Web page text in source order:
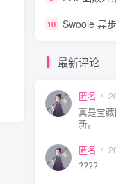
10 Swoole 异步
最新评论
匿名
真是宝
新。
匿名
????